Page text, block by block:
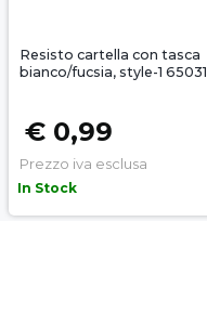
Resisto cartella con tasca
bianco/fucsia, style-1 65031
€ 0,99
Prezzo iva esclusa
In Stock